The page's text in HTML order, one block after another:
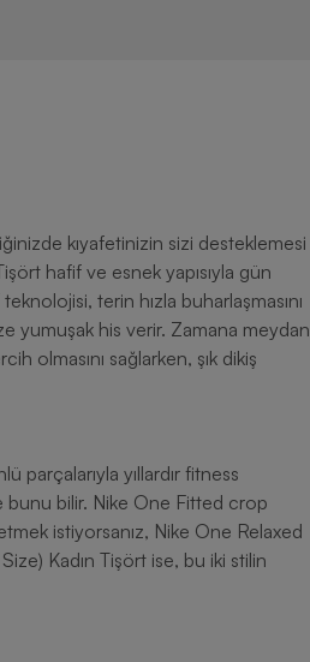
kıyafetinizin sizi desteklemesi
hafif ve esnek yapısıyla gün
terin hızla buharlaşmasını
yumuşak his verir. Zamana meydan
olmasını sağlarken, şık dikiş
yıllardır fitness
bunu bilir. Nike One Fitted crop
istiyorsanız, Nike One Relaxed
Kadın Tişört ise, bu iki stilin